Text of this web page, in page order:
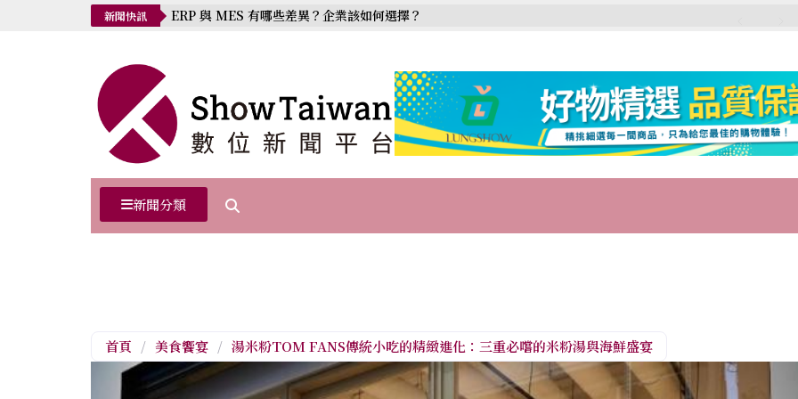
新聞快訊 ERP 與 MES 有哪些差異？企業該如何選擇？
新聞分類
首頁 / 美食饗宴 / 湯米粉TOM FANS傳統小吃的精緻進化：三重必嚐的米粉湯與海鮮盛宴